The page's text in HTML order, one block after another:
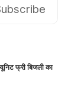
फ्री बिजली का